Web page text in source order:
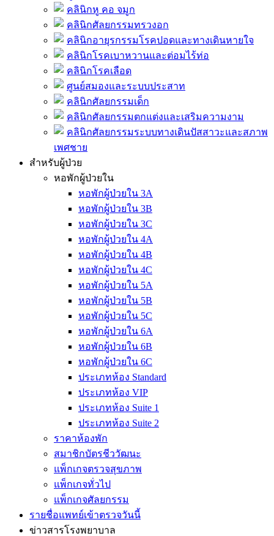
คลินิกหู คอ จมูก
คลินิกศัลยกรรมทรวงอก
คลินิกอายุรกรรมโรคปอดและทางเดินหายใจ
คลินิกโรคเบาหวานและต่อมไร้ท่อ
คลินิกโรคเลือด
ศูนย์สมองและระบบประสาท
คลินิกศัลยกรรมเด็ก
คลินิกศัลยกรรมตกแต่งและเสริมความงาม
คลินิกศัลยกรรมระบบทางเดินปัสสาวะและสภาพ
เพศชาย
สำหรับผู้ป่วย
หอพักผู้ป่วยใน
หอพักผู้ป่วยใน 3A
หอพักผู้ป่วยใน 3B
หอพักผู้ป่วยใน 3C
หอพักผู้ป่วยใน 4A
หอพักผู้ป่วยใน 4B
หอพักผู้ป่วยใน 4C
หอพักผู้ป่วยใน 5A
หอพักผู้ป่วยใน 5B
หอพักผู้ป่วยใน 5C
หอพักผู้ป่วยใน 6A
หอพักผู้ป่วยใน 6B
หอพักผู้ป่วยใน 6C
ประเภทห้อง Standard
ประเภทห้อง VIP
ประเภทห้อง Suite 1
ประเภทห้อง Suite 2
ราคาห้องพัก
สมาชิกบัตรชีววัฒนะ
แพ็กเกจตรวจสุขภาพ
แพ็กเกจทั่วไป
แพ็กเกจศัลยกรรม
รายชื่อแพทย์เข้าตรวจวันนี้
ข่าวสารโรงพยาบาล